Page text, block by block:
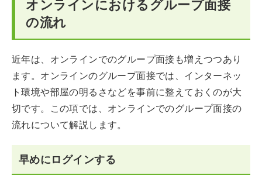
オンラインにおけるグループ面接
の流れ
近年は、オンラインでのグループ面接も増えつつあり
ます。オンラインのグループ面接では、インターネッ
ト環境や部屋の明るさなどを事前に整えておくのが大
切です。この項では、オンラインでのグループ面接の
流れについて解説します。
早めにログインする